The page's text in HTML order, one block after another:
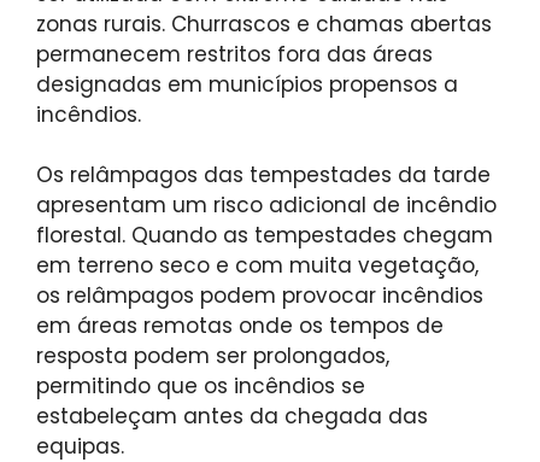
zonas rurais. Churrascos e chamas abertas
permanecem restritos fora das áreas
designadas em municípios propensos a
incêndios.
Os relâmpagos das tempestades da tarde
apresentam um risco adicional de incêndio
florestal. Quando as tempestades chegam
em terreno seco e com muita vegetação,
os relâmpagos podem provocar incêndios
em áreas remotas onde os tempos de
resposta podem ser prolongados,
permitindo que os incêndios se
estabeleçam antes da chegada das
equipas.